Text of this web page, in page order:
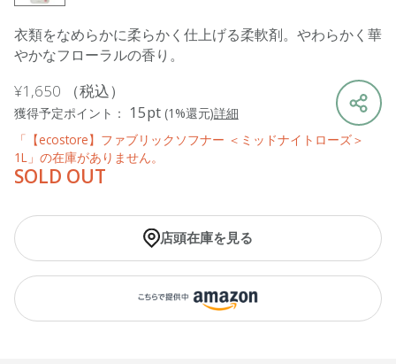
衣類をなめらかに柔らかく仕上げる柔軟剤。やわらかく華
やかなフローラルの香り。
¥1,650 （税込）
獲得予定ポイント： 15pt (1%還元)詳細
「【ecostore】ファブリックソフナー ＜ミッドナイトローズ＞
1L」の在庫がありません。
SOLD OUT
店頭在庫を見る